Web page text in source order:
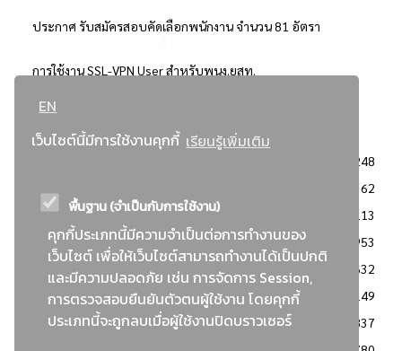
EN
เว็บไซต์นี้มีการใช้งานคุกกี้ เรียนรู้เพิ่มเติม
พื้นฐาน (จำเป็นกับการใช้งาน)
คุกกี้ประเภทนี้มีความจำเป็นต่อการทำงานของ
เว็บไซต์ เพื่อให้เว็บไซต์สามารถทำงานได้เป็นปกติ
และมีความปลอดภัย เช่น การจัดการ Session,
การตรวจสอบยืนยันตัวตนผู้ใช้งาน โดยคุกกี้
ประเภทนี้จะถูกลบเมื่อผู้ใช้งานปิดบราวเซอร์
ประกาศ รับสมัครสอบคัดเลือกพนักงาน จำนวน 81 อัตรา
การใช้งาน SSL-VPN User สำหรับพนง.ยสท.
..ยอดนิยม..
3248
2362
: วิธีเฉพาะเจาะจง
2113
ข่าวสาร/ประกาศ
1953
: เอกสารส่งเสริมความโปร่งใสในการจัดซื้อจัดจ้าง
1632
ข่าวสารจัดซื้อจัดจ้าง
1149
: แผนการจัดซื้อจัดจ้าง
837